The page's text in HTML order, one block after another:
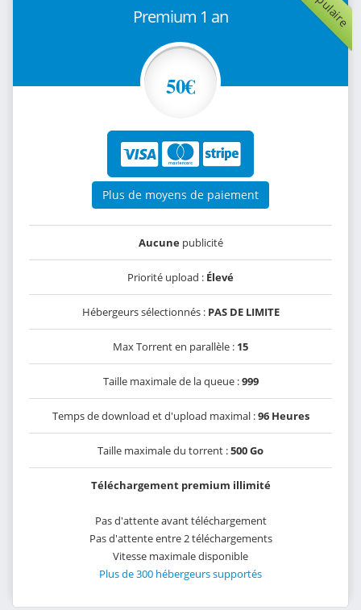
Premium 1 an
50€
Plus de moyens de paiement
Aucunepublicité
Priorité upload : Élevé
Hébergeurs sélectionnés : PAS DE LIMITE
Max Torrent en parallèle : 15
Taille maximale de la queue :999
Temps de download et d'upload maximal :96 Heures
Taille maximale du torrent :500 Go
Téléchargement premium illimité
Pas d'attente avant téléchargement
Pas d'attente entre 2 téléchargements
Vitesse maximale disponible
Plus de 300 hébergeurs supportés